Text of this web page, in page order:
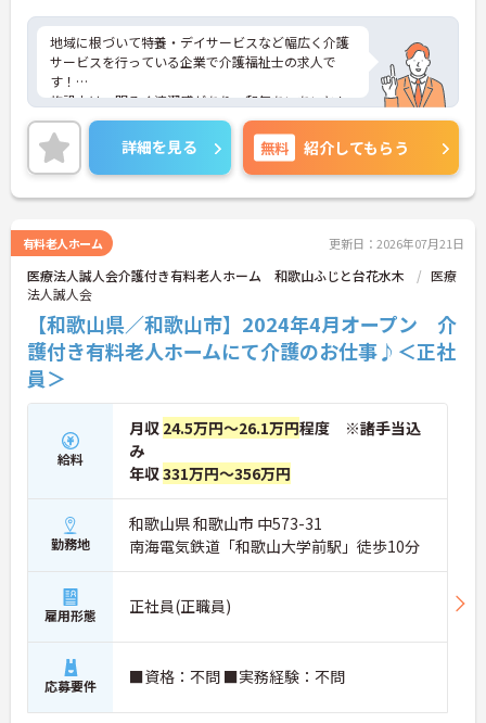
地域に根づいて特養・デイサービスなど幅広く介護
サービスを行っている企業で介護福祉士の求人で
す！
施設内は、明るく清潔感があり、和気あいあいとし
た雰囲気です♪
利用者様の生活に変化がつくよう、誕生会やお花見
など、四季折々の楽しいイベントがたくさん☆
残業はほとんどないのでプライベートや家庭との両
立もしやすい環境です！
れるので、安心して就業していただけます！
ご興味がある方は是非一度マイナビまでお問合せ下
さい！
詳細を見る 無料 紹介してもらう
有料老人ホーム 更新日：2026年07月21日
医療法人誠人会介護付き有料老人ホーム 和歌山ふじと台花水木
医療
法人誠人会
【和歌山県／和歌山市】2024年4月オープン 介
護付き有料老人ホームにて介護のお仕事♪＜正社
員＞
給料
月収 24.5万円～26.1万円程度 ※諸手当込
み
年収331万円～356万円
勤務地
和歌山県 和歌山市 中573-31
南海電気鉄道「和歌山大学前駅」徒歩10分
雇用形態 正社員(正職員)
応募要件 ■資格：不問 ■実務経験：不問